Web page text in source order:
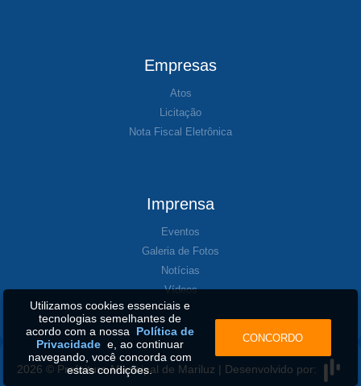
Empresas
Atos
Licitação
Nota Fiscal Eletrônica
Imprensa
Eventos
Galeria de Fotos
Notícias
Vídeos
2026 © Prefeitura Municipal de Mariluz | Desenvolvido por:
Utilizamos cookies essenciais e
tecnologias semelhantes de
acordo com a nossa Política de
Privacidadee, ao continuar
navegando, você concorda com
estas condições.
CONCORDO